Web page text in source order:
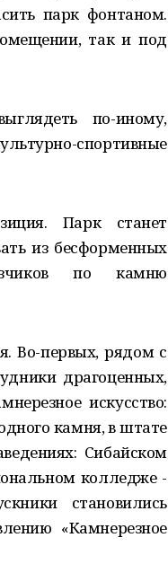
парк фонтаном.
так и под
по-иному,
спортивные
Парк станет
из бесформенных
по камню
Во-первых, рядом с
драгоценных,
искусство:
камня, в штате
Сибайском
колледже -
становились
«Камнерезное